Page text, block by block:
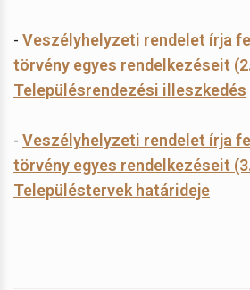
- Veszélyhelyzeti rendelet írja
törvény egyes rendelkezéseit
Településrendezési illeszkedés
- Veszélyhelyzeti rendelet írja
törvény egyes rendelkezéseit
Településtervek határideje